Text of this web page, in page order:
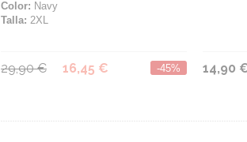
Color: Navy
Talla: 2XL
29,90 € 16,45 € -45% 14,90